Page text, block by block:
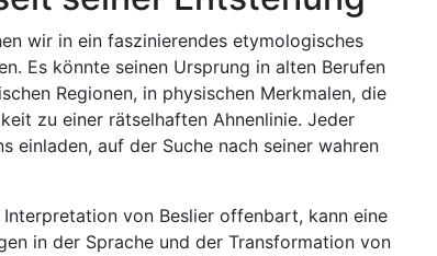
wir in ein faszinierendes etymologisches
Es könnte seinen Ursprung in alten Berufen
Regionen, in physischen Merkmalen, die
zu einer rätselhaften Ahnenlinie. Jeder
einladen, auf der Suche nach seiner wahren
von Beslier offenbart, kann eine
in der Sprache und der Transformation von